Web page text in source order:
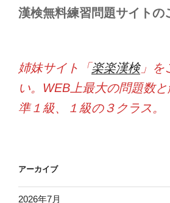
漢検無料練習問題サイトの
姉妹サイト「楽楽漢検」を
い。WEB上最大の問題数と
準１級、１級の３クラス。
アーカイブ
2026年7月